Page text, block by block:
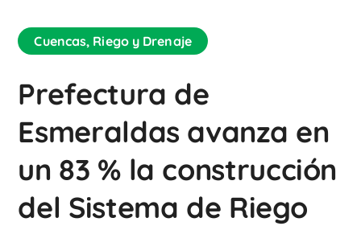
Cuencas, Riego y Drenaje
Prefectura de
Esmeraldas avanza en
un 83 % la construcción
del Sistema de Riego